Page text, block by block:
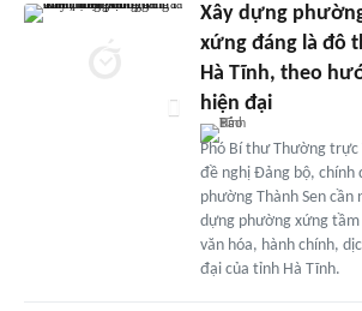
Xây dựng
xứng đáng là đô
Hà Tĩnh, theo
hiện đại
Phó Bí thư Thường trực
đề nghị Đảng bộ, chính
phường Thành Sen cần
dựng phường xứng
văn hóa, hành chính,
đại của tỉnh Hà Tĩnh.